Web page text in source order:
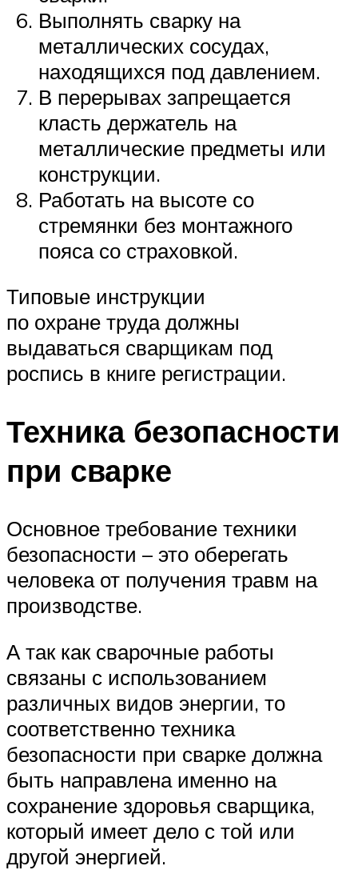
Выполнять сварку на
металлических сосудах,
находящихся под давлением.
В перерывах запрещается
класть держатель на
металлические предметы или
конструкции.
Работать на высоте со
стремянки без монтажного
пояса со страховкой.
Типовые инструкции
по охране труда должны
выдаваться сварщикам под
роспись в книге регистрации.
Техника безопасности
при сварке
Основное требование техники
безопасности – это оберегать
человека от получения травм на
производстве.
А так как сварочные работы
связаны с использованием
различных видов энергии, то
соответственно техника
безопасности при сварке должна
быть направлена именно на
сохранение здоровья сварщика,
который имеет дело с той или
другой энергией.